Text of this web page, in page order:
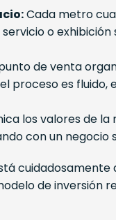
Cada metro
o exhibición
de venta
proceso es fluido,
los valores de
con un negocio
de inversión